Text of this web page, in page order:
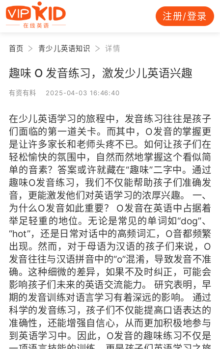
注册/登录
首页 青少儿英语知识 详情
趣味 O 发音练习，激发少儿英语兴趣
有资有料 2025-04-03 16:46:40
在少儿英语学习的旅程中，发音练习往往是孩子
们面临的第一道关卡。而其中，O发音的掌握更
是让许多家长和老师头疼不已。如何让孩子们在
轻松愉快的氛围中，自然而然地掌握这个看似简
单的音素？答案或许就藏在“趣味”二字中。通过
趣味O发音练习，我们不仅能帮助孩子们准确发
音，更能激发他们对英语学习的浓厚兴趣。 一、
为什么O发音如此重要？ O发音在英语中占据着
举足轻重的地位。无论是常见的单词如“dog”、
“hot”，还是日常对话中的高频词汇，O音都频繁
出现。然而，对于母语为汉语的孩子们来说，O
发音往往与汉语拼音中的“o”混淆，导致发音不准
确。这种细微的差异，如果不及时纠正，可能会
影响孩子们未来的英语交流能力。 研究表明，早
期的发音训练对语言学习有着深远的影响。 通过
科学的发音练习，孩子们不仅能提高口语表达的
准确性，还能增强自信心，从而更加积极地参与
到英语学习中。因此，O发音的趣味练习不仅是